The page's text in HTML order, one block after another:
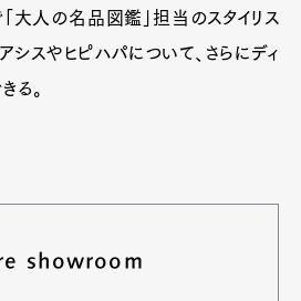
大人の名品図鑑」担当のスタイリス
シスやヒピハパについて、さらにディ
る。
showroom